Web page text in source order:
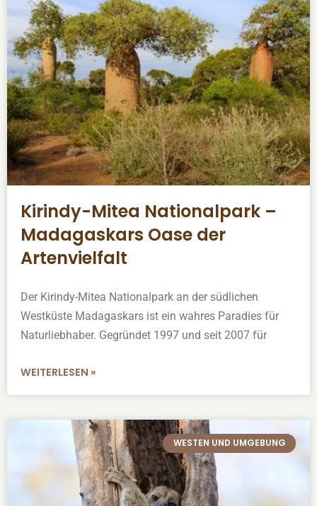
Kirindy-Mitea Nationalpark –
Madagaskars Oase der
Artenvielfalt
Der Kirindy-Mitea Nationalpark an der südlichen
Westküste Madagaskars ist ein wahres Paradies für
Naturliebhaber. Gegründet 1997 und seit 2007 für
WEITERLESEN »
WESTEN UND UMGEBUNG